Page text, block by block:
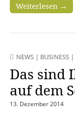
Weiterlesen →
NEWS | BUSINESS |
Das sind
auf dem
13. Dezember 2014